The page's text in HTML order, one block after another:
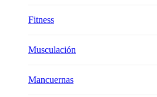
Fitness
Musculación
Mancuernas